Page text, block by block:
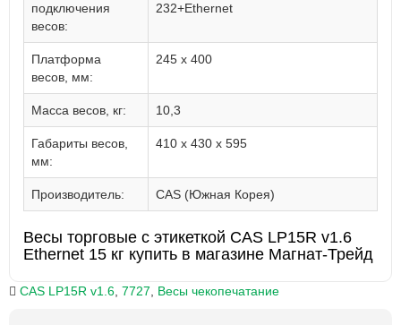
подключения
весов:
232+Ethernet
Платформа
весов, мм:
245 x 400
Масса весов, кг: 10,3
Габариты весов,
мм:
410 x 430 x 595
Производитель: CAS (Южная Корея)
Весы торговые с этикеткой CAS LP15R v1.6
Ethernet 15 кг купить в магазине Магнат-Трейд
CAS LP15R v1.6, 7727, Весы чекопечатание